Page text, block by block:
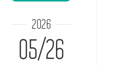
2026
05/26